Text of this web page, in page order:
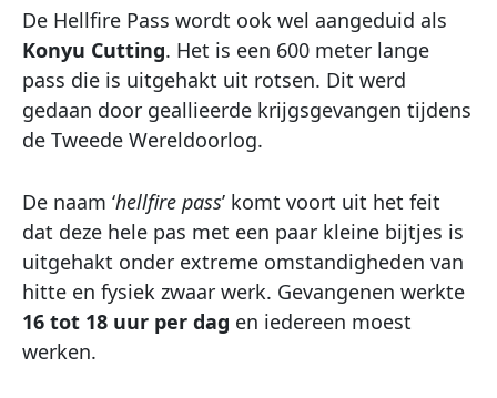
De Hellfire Pass wordt ook wel aangeduid als
Konyu Cutting. Het is een 600 meter lange
pass die is uitgehakt uit rotsen. Dit werd
gedaan door geallieerde krijgsgevangen tijdens
de Tweede Wereldoorlog.
De naam ‘hellfire pass’ komt voort uit het feit
dat deze hele pas met een paar kleine bijtjes is
uitgehakt onder extreme omstandigheden van
hitte en fysiek zwaar werk. Gevangenen werkte
16 tot 18 uur per dag en iedereen moest
werken.